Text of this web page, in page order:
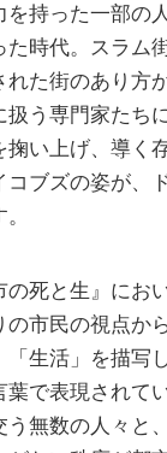
を持った一部の
時代。スラム
れた街のあり方
扱う専門家たち
掬い上げ、導く
コブズの姿が、
の死と生』にお
の市民の視点か
「生活」を描写
葉で表現されて
う無数の人々と